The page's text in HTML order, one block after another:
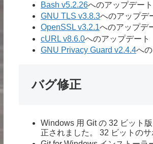
Bash v5.2.26へのアップデート
GNU TLS v3.8.3へのアップデ
OpenSSL v3.2.1へのアップデ
cURL v8.6.0へのアップデート
GNU Privacy Guard v2.4.4へ
バグ修正
Windows 用 Git の 32 ビット
正されました。 32 ビットの